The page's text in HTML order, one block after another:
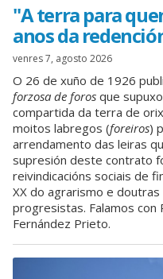
"A terra para
anos da
venres 7, agosto 2026
O 26 de xuño de 1926
forzosa de foros que
compartida da terra de
moitos labregos (foreiros)
arrendamento das leiras
supresión deste contrato
reivindicacións sociais de
XX do agrarismo e
progresistas. Falamos con
Fernández Prieto.